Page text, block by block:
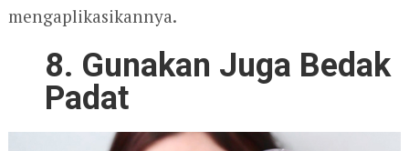
mengaplikasikannya.
8. Gunakan Juga Bedak
Padat